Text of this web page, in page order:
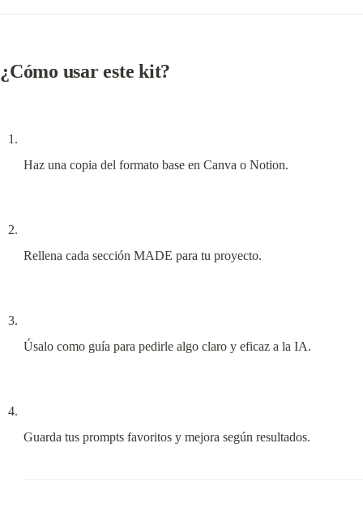
¿Cómo usar este kit?
Haz una copia del formato base en Canva o Notion.
Rellena cada sección MADE para tu proyecto.
Úsalo como guía para pedirle algo claro y eficaz a la IA.
Guarda tus prompts favoritos y mejora según resultados.